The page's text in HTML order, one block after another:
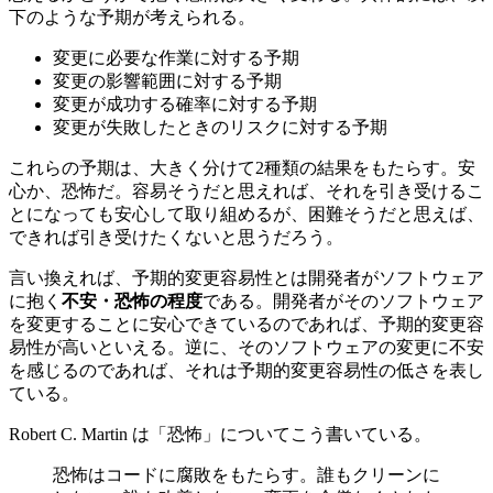
下のような予期が考えられる。
変更に必要な作業に対する予期
変更の影響範囲に対する予期
変更が成功する確率に対する予期
変更が失敗したときのリスクに対する予期
これらの予期は、大きく分けて2種類の結果をもたらす。安
心か、恐怖だ。容易そうだと思えれば、それを引き受けるこ
とになっても安心して取り組めるが、困難そうだと思えば、
できれば引き受けたくないと思うだろう。
言い換えれば、予期的変更容易性とは開発者がソフトウェア
に抱く 不安・恐怖の程度である。開発者がそのソフトウェア
を変更することに安心できているのであれば、予期的変更容
易性が高いといえる。逆に、そのソフトウェアの変更に不安
を感じるのであれば、それは予期的変更容易性の低さを表し
ている。
Robert C. Martin は「恐怖」についてこう書いている。
恐怖はコードに腐敗をもたらす。誰もクリーンに